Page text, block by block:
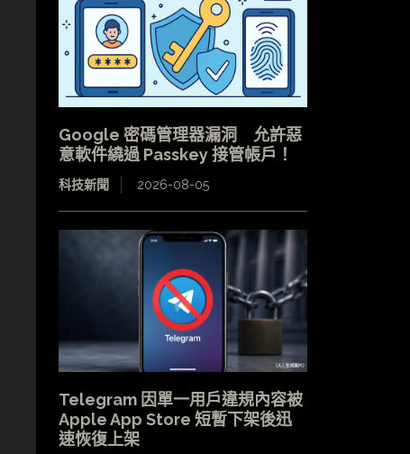
Google 密碼管理器漏洞 允許惡
意軟件繞過 Passkey 接管帳戶！
科技新聞 2026-08-05
Telegram 因單一用戶違規內容被
Apple App Store 短暫下架後迅
速恢復上架